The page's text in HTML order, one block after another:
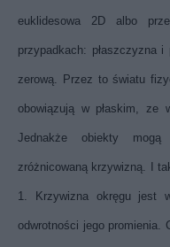
euklidesowa 2D albo
przypadkach: płaszczyzna
zerową. Przez to światu
obowiązują w płaskim, ze
Jednakże obiekty
zróżnicowaną krzywizną. I
1. Krzywizna okręgu jest
odwrotności jego promienia.